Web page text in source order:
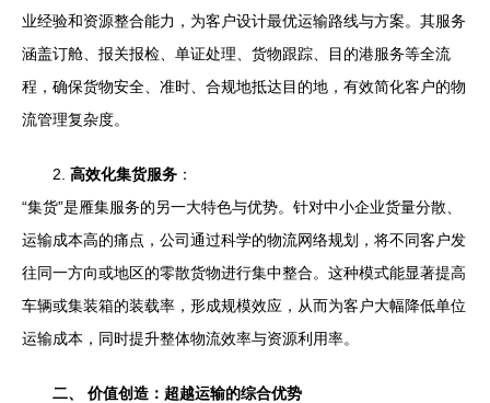
业经验和资源整合能力，为客户设计最优运输路线与方案。其服务
涵盖订舱、报关报检、单证处理、货物跟踪、目的港服务等全流
程，确保货物安全、准时、合规地抵达目的地，有效简化客户的物
流管理复杂度。
2. 高效化集货服务 ：
“集货”是雁集服务的另一大特色与优势。针对中小企业货量分散、
运输成本高的痛点，公司通过科学的物流网络规划，将不同客户发
往同一方向或地区的零散货物进行集中整合。这种模式能显著提高
车辆或集装箱的装载率，形成规模效应，从而为客户大幅降低单位
运输成本，同时提升整体物流效率与资源利用率。
二、 价值创造：超越运输的综合优势